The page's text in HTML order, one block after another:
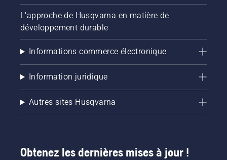
L'approche de Husqvarna en matière de
développement durable
Informations commerce électronique
Information juridique
Autres sites Husqvarna
Obtenez les dernières mises à jour !